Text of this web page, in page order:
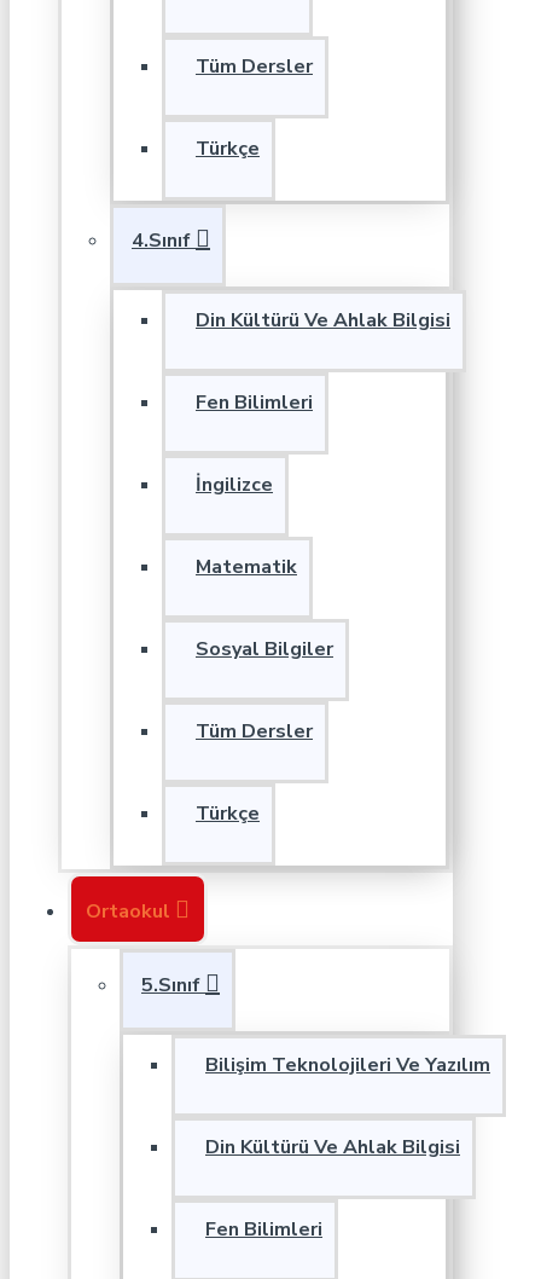
Tüm Dersler
Türkçe
4.Sınıf
Din Kültürü Ve Ahlak Bilgisi
Fen Bilimleri
İngilizce
Matematik
Sosyal Bilgiler
Tüm Dersler
Türkçe
Ortaokul
5.Sınıf
Bilişim Teknolojileri Ve Yazılım
Din Kültürü Ve Ahlak Bilgisi
Fen Bilimleri